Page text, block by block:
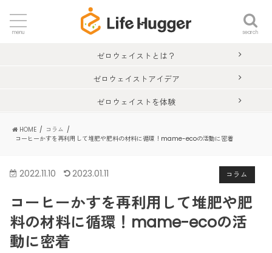
search
menu
ゼロウェイストとは？
ゼロウェイストアイデア
ゼロウェイストを体験
HOME
コラム
コーヒーかすを再利用して堆肥や肥料の材料に循環！mame-ecoの活動に密着
コラム
2022.11.10 2023.01.11
コーヒーかすを再利用して堆肥や肥
料の材料に循環！mame-ecoの活
動に密着